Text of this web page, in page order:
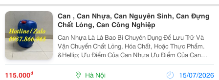
Can , Can Nhựa, Can Nguyên Sinh, Can Đựng
Chất Lỏng, Can Công Nghiệp
Can Nhựa Là Là Bao Bì Chuyên Dụng Để Lưu Trữ Và
Vận Chuyển Chất Lỏng, Hóa Chất, Hoặc Thực Phẩm.
&Hellip; Ưu Điểm Của Can Nhựa Ưu Điểm Của Can
Nhựa Trọng Lượng Nhẹ, Dễ Vận Chuyển. Chịu Va Đập
Tốt, Khó Vỡ Hơn Thủy Tinh. Chống Gỉ Và Chống Ăn...
115.000₫ Hà Nội 15/07/2026